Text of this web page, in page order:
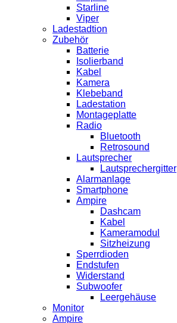
Starline
Viper
Ladestadtion
Zubehör
Batterie
Isolierband
Kabel
Kamera
Klebeband
Ladestation
Montageplatte
Radio
Bluetooth
Retrosound
Lautsprecher
Lautsprechergitter
Alarmanlage
Smartphone
Ampire
Dashcam
Kabel
Kameramodul
Sitzheizung
Sperrdioden
Endstufen
Widerstand
Subwoofer
Leergehäuse
Monitor
Ampire